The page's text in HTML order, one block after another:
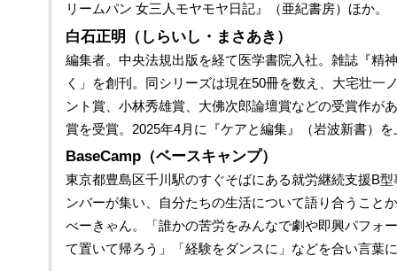
リームパン 女三人モヤモヤ日記』（亜紀書房）ほか。
白石正明（しらいし・まさあき）
編集者。中央法規出版を経て医学書院入社。雑誌『精
く」を創刊。同シリーズは現在50冊を数え、大宅壮一
ント賞、小林秀雄賞、大佛次郎論壇賞などの受賞作が
賞を受賞。2025年4月に『ケアと編集』（岩波新書）を
BaseCamp（ベースキャンプ）
東京都豊島区千川駅のすぐそばにある就労継続支援B
ンバーが集い、自分たちの生活について語り合うこと
べーきゃん。「誰かの苦労をみんなで劇や即興パフォ
て置いて帰ろう」「経験をダンスに」などを合い言葉